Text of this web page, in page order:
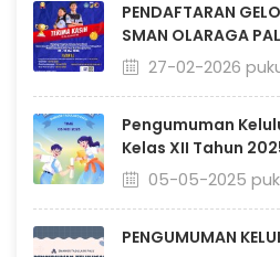
PENDAFTARAN
SMAN OLARAGA
27-02-2026
Pengumuman
Kelas XII Tahun
05-05-2025
PENGUMUMAN